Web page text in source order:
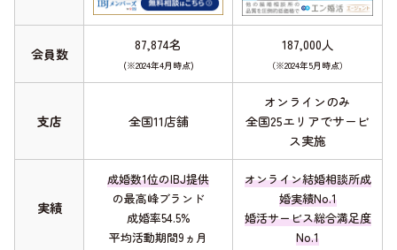
会員数
87,874名
(※2024年4月時点)
187,000人
（※2024年5月時点）
支店 全国11店舗
オンラインのみ
全国25エリアでサービ
ス実施
実績
成婚数1位のIBJ提供
の最高峰ブランド
成婚率54.5%
平均活動期間9ヵ月
オンライン結婚相談所成
婚実績No.1
婚活サービス総合満足度
No.1